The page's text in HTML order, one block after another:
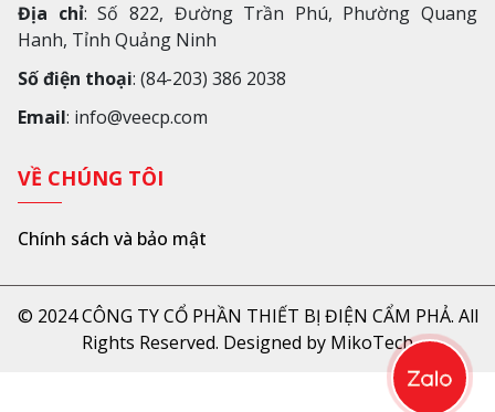
Địa chỉ: Số 822, Đường Trần Phú, Phường Quang
Hanh, Tỉnh Quảng Ninh
Số điện thoại: (84-203) 386 2038
Email: info@veecp.com
VỀ CHÚNG TÔI
Chính sách và bảo mật
© 2024 CÔNG TY CỔ PHẦN THIẾT BỊ ĐIỆN CẨM PHẢ. All
Rights Reserved. Designed by MikoTech